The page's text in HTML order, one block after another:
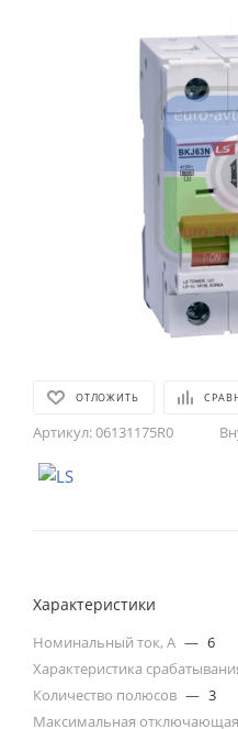
ОТЛОЖИТЬ
Артикул:06131175R0
Характеристики
Номинальный ток, А — 6
Характеристика
Количество полюсов — 3
Максимальная отключающая